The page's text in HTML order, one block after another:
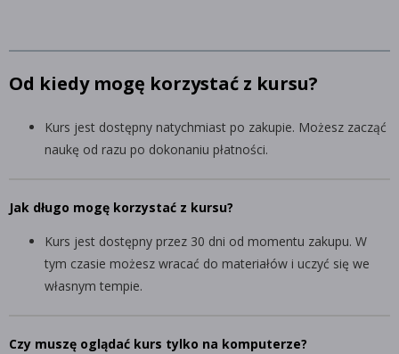
Od kiedy mogę korzystać z kursu?
Kurs jest dostępny natychmiast po zakupie. Możesz zacząć
naukę od razu po dokonaniu płatności.
Jak długo mogę korzystać z kursu?
Kurs jest dostępny przez 30 dni od momentu zakupu. W
tym czasie możesz wracać do materiałów i uczyć się we
własnym tempie.
Czy muszę oglądać kurs tylko na komputerze?